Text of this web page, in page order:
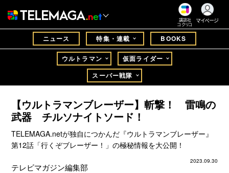
講談社
コクリコ
マイページ
ニュース 特集・連載 BOOKS
ウルトラマン
仮面ライダー
スーパー戦隊
【ウルトラマンブレーザー】斬撃！ 雷鳴の
武器 チルソナイトソード！
TELEMAGA.netが独自につかんだ『ウルトラマンブレーザー』
第12話「行くぞブレーザー！」の極秘情報を大公開！
2023.09.30
テレビマガジン編集部